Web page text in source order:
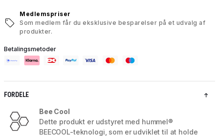
Medlemspriser
Som medlem får du eksklusive besparelser på et udvalg af
produkter.
Betalingsmetoder
FORDELE
Bee Cool
Dette produkt er udstyret med hummel®
BEECOOL-teknologi, som er udviklet til at holde